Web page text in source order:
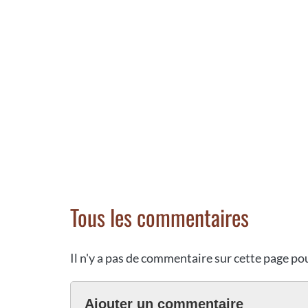
Tous les commentaires
Il n'y a pas de commentaire sur cette page
Ajouter un commentaire